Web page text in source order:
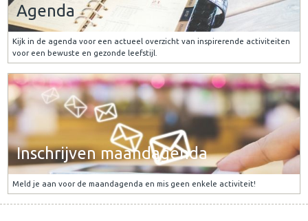
Agenda
Kijk in de agenda voor een actueel overzicht van inspirerende activiteiten
voor een bewuste en gezonde leefstijl.
Inschrijven maandagenda
Meld je aan voor de maandagenda en mis geen enkele activiteit!